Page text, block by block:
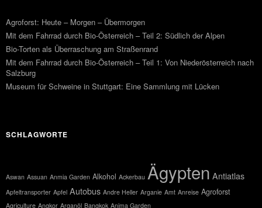
Agroforst: Heute – Morgen – Übermorgen
Mit dem Fahrrad durch Bio-Österreich – Teil 2: Südlich der Alpen
Bio-Torten als Überraschung am Straßenrand
Mit dem Fahrrad durch Bio-Österreich – Teil 1: Von Niederösterreich nach
Salzburg
Museum für Schweine in Stuttgart: Eine Sammlung mit Lücken
SCHLAGWORTE
Aswan Assuan Anmia Garden Alkohol Ackerbau Ägypten Antiatlas
Apfeltransporter Apfel Autobus Andre Heller Arganie Amt Anreise Agroforst
Agriculture Angkor Arganöl Bangkok Anima Garden